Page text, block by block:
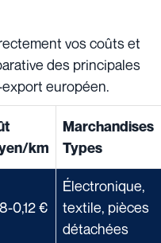
vos coûts et
des principales
européen.
km
Marchandises
Types
0,12 €
Électronique,
textile, pièces
détachées